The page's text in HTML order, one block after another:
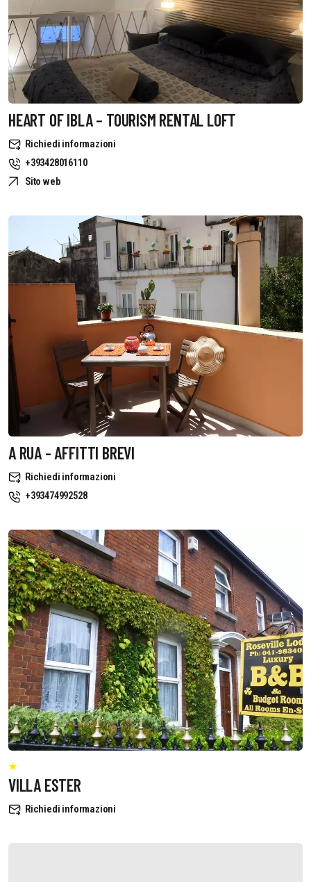
HEART OF IBLA – TOURISM RENTAL LOFT
Richiedi informazioni
+393428016110
Sito web
A RUA - AFFITTI BREVI
Richiedi informazioni
+393474992528
VILLA ESTER
Richiedi informazioni